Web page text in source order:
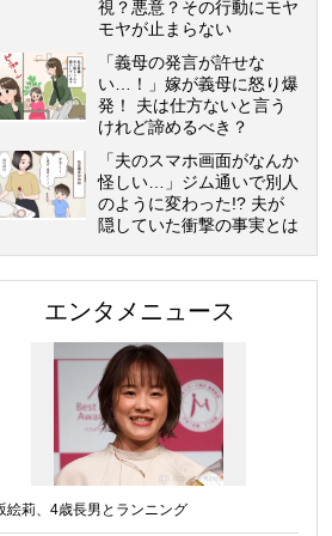
視？悪意？その行動にモヤ
モヤが止まらない
「義母の発言が許せな
い…！」嫁が義母に怒り爆
発！ 夫は仕方ないと言う
けれど諦めるべき？
「夫のスマホ画面がなんか
怪しい…」ジム通いで別人
のように変わった!? 夫が
隠していた衝撃の事実とは
エンタメニュース
絵莉、4歳長男とランニング